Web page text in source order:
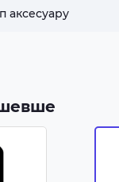
аксесуару